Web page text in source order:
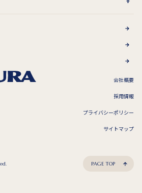
会社概要
採用情報
プライバシーポリシー
サイトマップ
PAGE TOP